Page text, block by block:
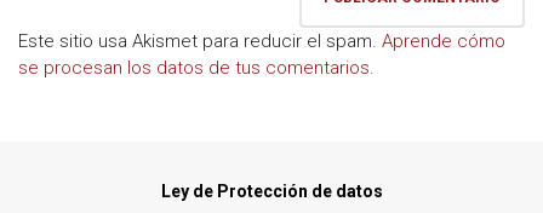
Este sitio usa Akismet para reducir el spam. Aprende cómo
se procesan los datos de tus comentarios.
Ley de Protección de datos